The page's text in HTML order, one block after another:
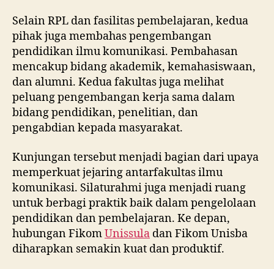
Selain RPL dan fasilitas pembelajaran, kedua
pihak juga membahas pengembangan
pendidikan ilmu komunikasi. Pembahasan
mencakup bidang akademik, kemahasiswaan,
dan alumni. Kedua fakultas juga melihat
peluang pengembangan kerja sama dalam
bidang pendidikan, penelitian, dan
pengabdian kepada masyarakat.
Kunjungan tersebut menjadi bagian dari upaya
memperkuat jejaring antarfakultas ilmu
komunikasi. Silaturahmi juga menjadi ruang
untuk berbagi praktik baik dalam pengelolaan
pendidikan dan pembelajaran. Ke depan,
hubungan FikomUnissula dan Fikom Unisba
diharapkan semakin kuat dan produktif.